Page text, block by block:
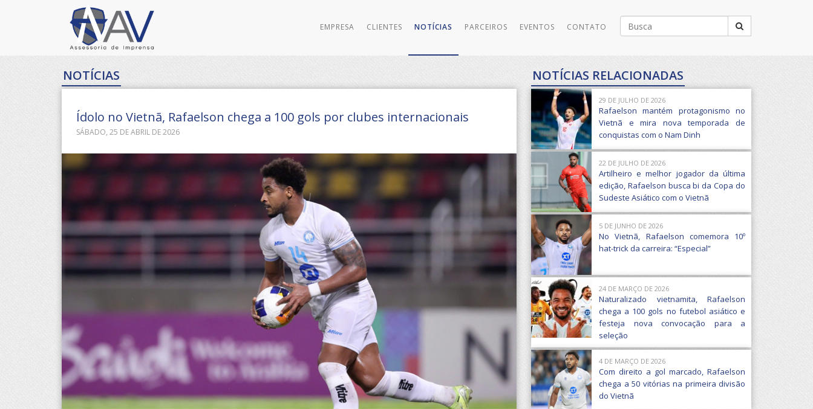
Buscar
por:
EMPRESA CLIENTES NOTÍCIAS PARCEIROS EVENTOS CONTATO
NOTÍCIAS
Ídolo no Vietnã, Rafaelson chega a 100 gols por clubes internacionais
SÁBADO, 25 DE ABRIL DE 2026
NOTÍCIAS RELACIONADAS
29 DE JULHO DE 2026
Rafaelson mantém protagonismo no
Vietnã e mira nova temporada de
conquistas com o Nam Dinh
22 DE JULHO DE 2026
Artilheiro e melhor jogador da última
edição, Rafaelson busca bi da Copa do
Sudeste Asiático com o Vietnã
5 DE JUNHO DE 2026
No Vietnã, Rafaelson comemora 10º
hat-trick da carreira: “Especial”
24 DE MARÇO DE 2026
Naturalizado vietnamita, Rafaelson
chega a 100 gols no futebol asiático e
festeja nova convocação para a
seleção
4 DE MARÇO DE 2026
Com direito a gol marcado, Rafaelson
chega a 50 vitórias na primeira divisão
do Vietnã